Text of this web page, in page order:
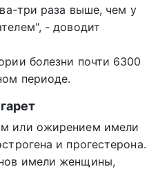
три раза выше, чем у
- доводит
болезни почти 6300
периоде.
или ожирением имели
и прогестерона.
имели женщины,